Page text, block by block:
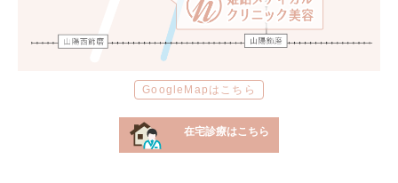
GoogleMapはこちら
在宅診療はこちら